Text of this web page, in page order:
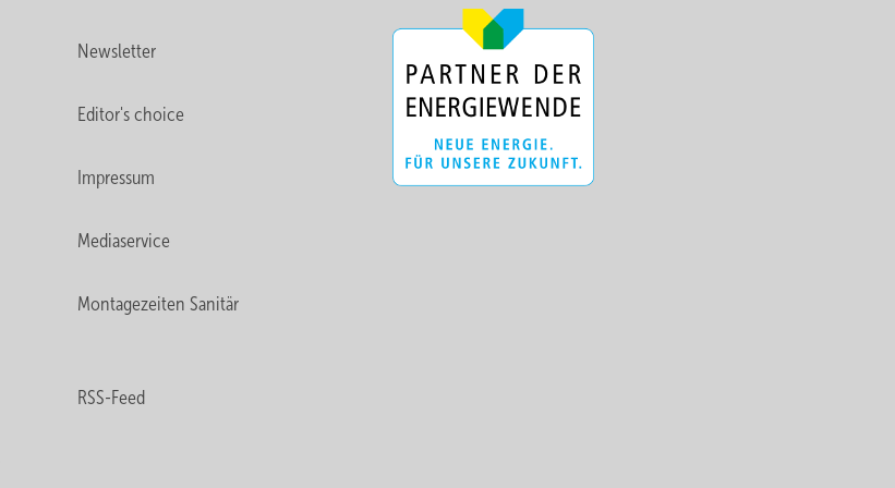
Newsletter
Editor's choice
Impressum
Mediaservice
Montagezeiten Sanitär
RSS-Feed